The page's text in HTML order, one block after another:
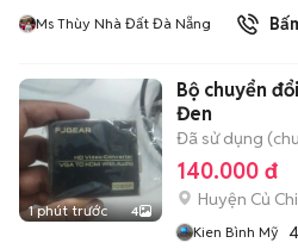
Ms Thùy Nhà Đất Đà Nẵng
1 phút trước 4
Bộ chuyển
Đen
Đã sử dụng
140.000 đ
Huyện Củ Chi
Kien Bình Mỹ